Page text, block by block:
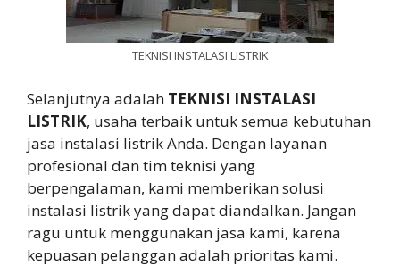
TEKNISI INSTALASI LISTRIK
Selanjutnya adalah TEKNISI INSTALASI
LISTRIK, usaha terbaik untuk semua kebutuhan
jasa instalasi listrik Anda. Dengan layanan
profesional dan tim teknisi yang
berpengalaman, kami memberikan solusi
instalasi listrik yang dapat diandalkan. Jangan
ragu untuk menggunakan jasa kami, karena
kepuasan pelanggan adalah prioritas kami.